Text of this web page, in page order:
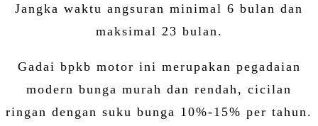
Jangka waktu angsuran minimal 6 bulan dan
maksimal 23 bulan.
Gadai bpkb motor ini merupakan pegadaian
modern bunga murah dan rendah, cicilan
ringan dengan suku bunga 10%-15% per tahun.